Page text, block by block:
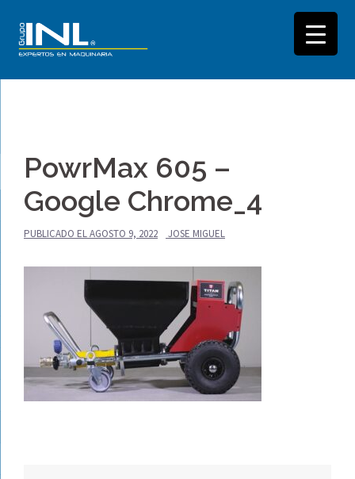
contenidoPowrMax 605 –
Google Chrome_4
PUBLICADO ELAGOSTO 9, 2022 JOSE MIGUEL